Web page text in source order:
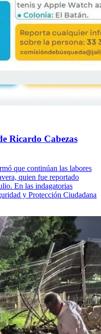
Ricardo Cabezas
que continúan las labores
quien fue reportado
En las indagatorias
y Protección Ciudadana